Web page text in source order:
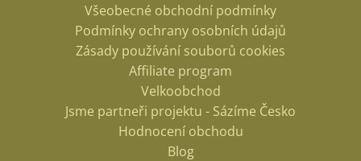
Všeobecné obchodní podmínky
Podmínky ochrany osobních údajů
Zásady používání souborů cookies
Affiliate program
Velkoobchod
Jsme partneři projektu - Sázíme Česko
Hodnocení obchodu
Blog